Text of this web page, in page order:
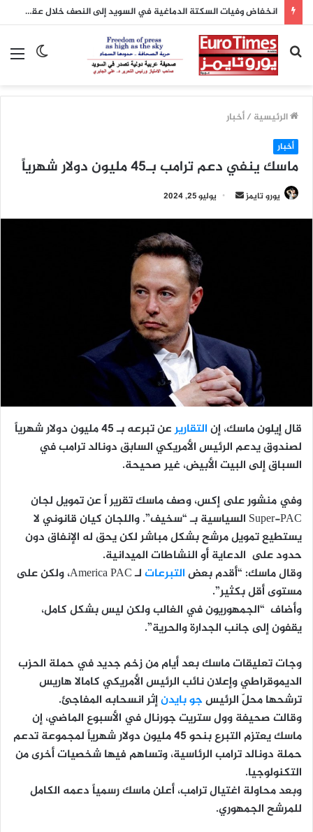
انخفاض وفيات السكتة الدماغية في السويد إلى النصف خلال عقدين بفضل تطور العلاج
الوضع
بحث
عن
الرئيسية /أخبار
أخبار
ماسك ينفي دعم ترامب بـ45 مليون دولار شهرياً
يورو تايمز
أرسل يوليو 25, 2024
قال إيلون ماسك، إنالتقارير
عن تبرعه بـ 45 مليون دولار شهرياً
لصندوق يدعم الرئيس الأمريكي السابق دونالد ترامب في
السباق إلى البيت الأبيض، غير صحيحة.
وفي منشور على إكس، وصف ماسك تقرير اً عن تمويل لجان
Super-PAC السياسية بـ “سخيف”. واللجان كيان قانوني لا
يستطيع تمويل مرشح بشكل مباشر لكن يحق له الإنفاق دون
حدود على الدعاية أو النشاطات الميدانية.
وقال ماسك: “أقدم بعضالتبرعات
لـ America PAC، ولكن على
مستوى أقل بكثير”.
وأضاف “الجمهوريون في الغالب ولكن ليس بشكل كامل،
يقفون إلى جانب الجدارة والحرية”.
وجات تعليقات ماسك بعد أيام من زخم جديد في حملة الحزب
الديموقراطي وإعلان نائب الرئيس الأمريكي كامالا هاريس
ترشحها محلّ الرئيسجو بايدنإثر انسحابه المفاجئ.
وقالت صحيفة وول ستريت جورنال في الأسبوع الماضي، إن
ماسك يعتزم التبرع بنحو 45 مليون دولار شهرياً لمجموعة تدعم
حملة دونالد ترامب الرئاسية، وتساهم فيها شخصيات أخرى من
التكنولوجيا.
وبعد محاولة اغتيال ترامب، أعلن ماسك رسمياً دعمه الكامل
للمرشح الجمهوري.